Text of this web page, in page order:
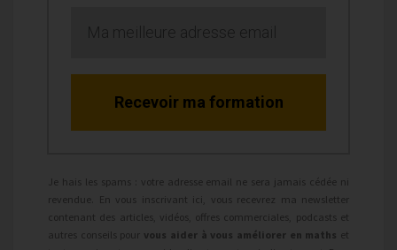
Recevoir ma formation
Je hais les spams : votre adresse email ne sera jamais cédée ni
revendue. En vous inscrivant ici, vous recevrez ma newsletter
contenant des articles, vidéos, offres commerciales, podcasts et
autres conseils pour vous aider à vous améliorer en maths et